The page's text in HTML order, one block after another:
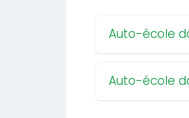
Auto-école
Auto-école